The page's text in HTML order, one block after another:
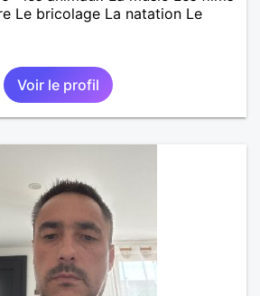
Le bricolage La natation Le
Voir le profil